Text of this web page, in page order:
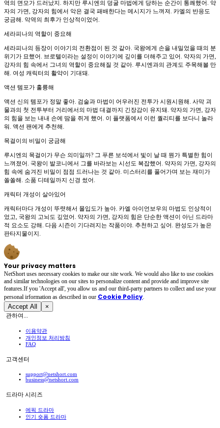
역의 면모가 드러났지. 하지만 루시엔의 덩굴 마법에게 당하는 순간이 통쾌했어. 약
자의 가면, 강자의 힘에서 악은 결국 패배한다는 메시지가 느껴져. 카엘의 반응도
궁금해. 악역의 최후가 인상적이었어.
세라피나의 역할이 중요해
세라피나의 등장이 이야기의 전환점이 된 것 같아. 국왕에게 손을 내밀었을 때의 분
위기가 묘했어. 브로텔이라는 설정이 이야기에 깊이를 더해주고 있어. 약자의 가면,
강자의 힘 속에서 그녀의 역할이 중요해질 것 같아. 루시엔과의 관계도 주목해볼 만
해. 여성 캐릭터의 활약이 기대돼.
액션 템포가 훌륭해
액션 신의 템포가 정말 좋아. 검술과 마법이 어우러진 전투가 시원시원해. 사막 괴
물과의 첫 전투부터 거리에서의 마법 대결까지 긴장감이 유지돼. 약자의 가면, 강자
의 힘을 보는 내내 손에 땀을 쥐게 했어. 이 플랫폼에서 이런 퀄리티를 보다니 놀라
워. 액션 팬에게 추천해.
목걸이의 비밀이 궁금해
루시엔의 목걸이가 무슨 의미일까? 그 푸른 보석에서 빛이 날 때 뭔가 특별한 힘이
느껴졌어. 국왕이 발코니에서 그를 바라보는 시선도 복잡했어. 약자의 가면, 강자의
힘 속에 숨겨진 비밀이 점점 드러나는 것 같아. 미스터리를 풀어가며 보는 재미가
쏠쏠해. 소품 디테일까지 신경 썼어.
캐릭터 개성이 살아있어
캐릭터마다 개성이 뚜렷해서 몰입도가 높아. 카엘 아이언보우의 마법도 인상적이
었고, 국왕의 고뇌도 깊었어. 약자의 가면, 강자의 힘은 단순한 액션이 아닌 드라마
적 요소도 강해. 다음 시즌이 기다려지는 작품이야. 추천하고 싶어. 완성도가 높은
판타지물이지.
Your privacy matters
NetShort uses necessary cookies to make our site work. We would also like to use cookies
and similar technologies on our sites to personalize content and provide and improve site
features.If you 'Accept all', you allow us and our third-party partners to collect and use your
personal irformation as described in our Cookie Policy.
Accept All ×
관하여...
이용약관
개인정보 처리방침
FAQ
고객센터
support@netshort.com
business@netshort.com
드라마 시리즈
에픽 드라마
인기 숏폼 드라마